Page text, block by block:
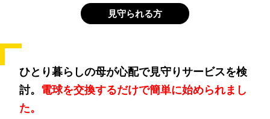
見守られる方
ひとり暮らしの母が心配で見守りサービスを検
討。 電球を交換するだけで簡単に始められまし
た。